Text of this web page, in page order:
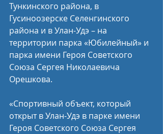
Тункинского района, в
Гусиноозерске Селенгинского
района и в Улан-Удэ – на
территории парка «Юбилейный» и
парка имени Героя Советского
Союза Сергея Николаевича
Орешкова.
«Спортивный объект, который
открыт в Улан-Удэ в парке имени
Героя Советского Союза Сергея